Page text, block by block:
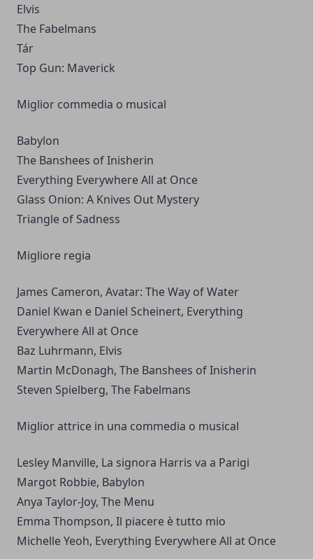
Elvis
The Fabelmans
Tár
Top Gun: Maverick
Miglior commedia o musical
Babylon
The Banshees of Inisherin
Everything Everywhere All at Once
Glass Onion: A Knives Out Mystery
Triangle of Sadness
Migliore regia
James Cameron, Avatar: The Way of Water
Daniel Kwan e Daniel Scheinert, Everything
Everywhere All at Once
Baz Luhrmann, Elvis
Martin McDonagh, The Banshees of Inisherin
Steven Spielberg, The Fabelmans
Miglior attrice in una commedia o musical
Lesley Manville, La signora Harris va a Parigi
Margot Robbie, Babylon
Anya Taylor-Joy, The Menu
Emma Thompson, Il piacere è tutto mio
Michelle Yeoh, Everything Everywhere All at Once